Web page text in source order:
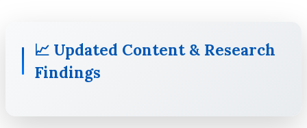
📈 Updated Content & Research
Findings